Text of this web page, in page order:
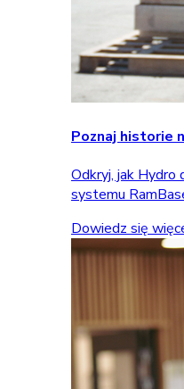
Poznaj historie
Odkryj, jak Hydro
systemu
Dowiedz się